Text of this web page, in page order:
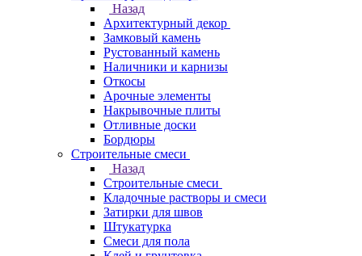
Назад
Архитектурный декор
Замковый камень
Рустованный камень
Наличники и карнизы
Откосы
Арочные элементы
Накрывочные плиты
Отливные доски
Бордюры
Строительные смеси
Назад
Строительные смеси
Кладочные растворы и смеси
Затирки для швов
Штукатурка
Смеси для пола